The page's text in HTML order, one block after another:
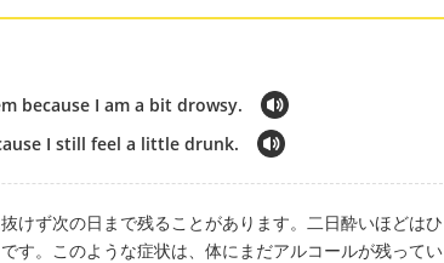
because I am a bit drowsy.
I still feel a little drunk.
けず次の日まで残ることがあります。二日酔いほどはひ
す。このような症状は、体にまだアルコールが残ってい